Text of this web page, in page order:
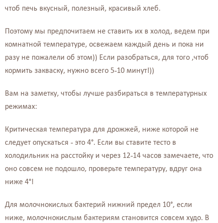
чтоб печь вкусный, полезный, красивый хлеб.
Поэтому мы предпочитаем не ставить их в холод, ведем при
комнатной температуре, освежаем каждый день и пока ни
разу не пожалели об этом)) Если разобраться, для того ,чтоб
кормить закваску, нужно всего 5-10 минут!))
Вам на заметку, чтобы лучше разбираться в температурных
режимах:
Критическая температура для дрожжей, ниже которой не
следует опускаться - это 4°. Если вы ставите тесто в
холодильник на расстойку и через 12-14 часов замечаете, что
оно совсем не подошло, проверьте температуру, вдруг она
ниже 4°!
Для молочнокислых бактерий нижний предел 10°, если
ниже, молочнокислым бактериям становится совсем худо. В